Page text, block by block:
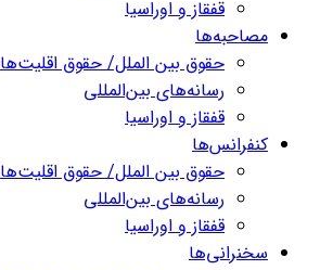
قفقاز و اوراسیا
مصاحبه‌ها
حقوق بین الملل/ حقوق اقلیت‌ها و اقوام
رسانه‌های بین‌المللی
قفقاز و اوراسیا
کنفرانس‌ها
حقوق بین الملل/ حقوق اقلیت‌ها و اقوام
رسانه‌های بین‌المللی
قفقاز و اوراسیا
سخنرانی‌ها